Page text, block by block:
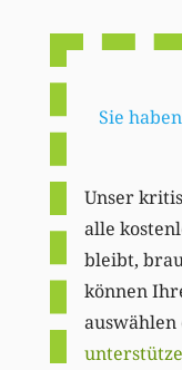
Sie
Unser
alle
bleibt,
können
auswählen